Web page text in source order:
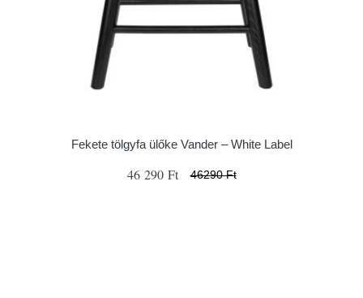
Fekete tölgyfa ülőke Vander – White Label
46 290 Ft 46290 Ft